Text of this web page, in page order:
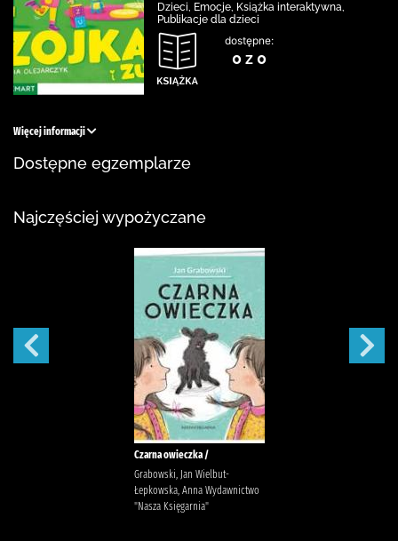
Dzieci, Emocje, Książka interaktywna,
Publikacje dla dzieci
dostępne:
0 z 0
Więcej informacji
Dostępne egzemplarze
Najczęściej wypożyczane
Czarna owieczka /
Grabowski, Jan Wielbut-
Łepkowska, Anna Wydawnictwo
"Nasza Księgarnia"